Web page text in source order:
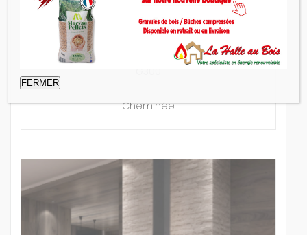
Cheminée
FERMER